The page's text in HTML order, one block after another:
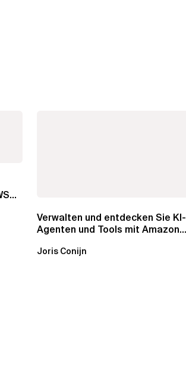
Verwalten und entdecken Sie KI-
Agenten und Tools mit Amazon
Joris Conijn